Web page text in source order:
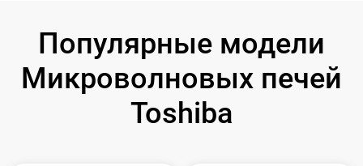
Популярные модели
Микроволновых печей
Toshiba